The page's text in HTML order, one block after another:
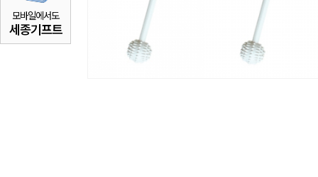
모바일에서도
세종기프트